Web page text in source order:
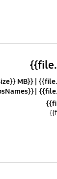
{{file.fileSize}} MB
{{file.osNames}}